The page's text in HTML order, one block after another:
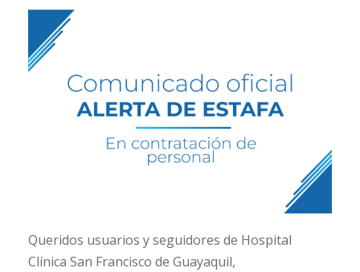
Queridos usuarios y seguidores de Hospital
Clínica San Francisco de Guayaquil,